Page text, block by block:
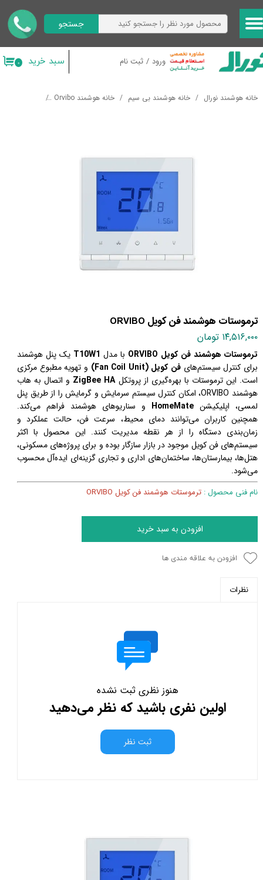
ورود / ثبت نام
حساب کاربری من
تغییر گذر واژه
خروج از حساب کاربری
جستجو
۰ سبد خرید
خانه هوشمند نورال خانه هوشمند بی سیم خانه هوشمند Orvibo
ترموستات هوشمند فن کویل ORVIBO
۱۴,۵۱۶,۰۰۰ تومان
ترموستات هوشمند فن کویل ORVIBO با مدل T10W1 یک پنل هوشمند
برای کنترل سیستم‌های فن کویل (Fan Coil Unit)
و تهویه مطبوع مرکزی
است. این ترموستات با بهره‌گیری از پروتکلZigBee HA و اتصال به هاب
هوشمند ORVIBO، امکان کنترل سیستم سرمایش و گرمایش را از طریق پنل
لمسی، اپلیکیشن HomeMate و سناریوهای هوشمند فراهم می‌کند.
همچنین کاربران می‌توانند دمای محیط، سرعت فن، حالت عملکرد و
زمان‌بندی دستگاه را از هر نقطه مدیریت کنند. این محصول با اکثر
سیستم‌های فن کویل موجود در بازار سازگار بوده و برای پروژه‌های مسکونی،
هتل‌ها، بیمارستان‌ها، ساختمان‌های اداری و تجاری گزینه‌ای ایده‌آل محسوب
می‌شود.
نام فنی محصول : ترموستات هوشمند فن کویل ORVIBO
افزودن به سبد خرید
افزودن به علاقه مندی ها
نظرات
هنوز نظری ثبت نشده
اولین نفری باشید که نظر می‌دهید
ثبت نظر